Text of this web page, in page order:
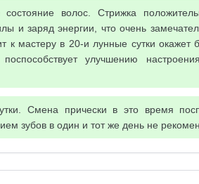
волос. Стрижка
и заряд энергии, что очень
к мастеру в 20-и лунные сутки окажет
улучшению
Смена прически в это время
зубов в один и тот же день не